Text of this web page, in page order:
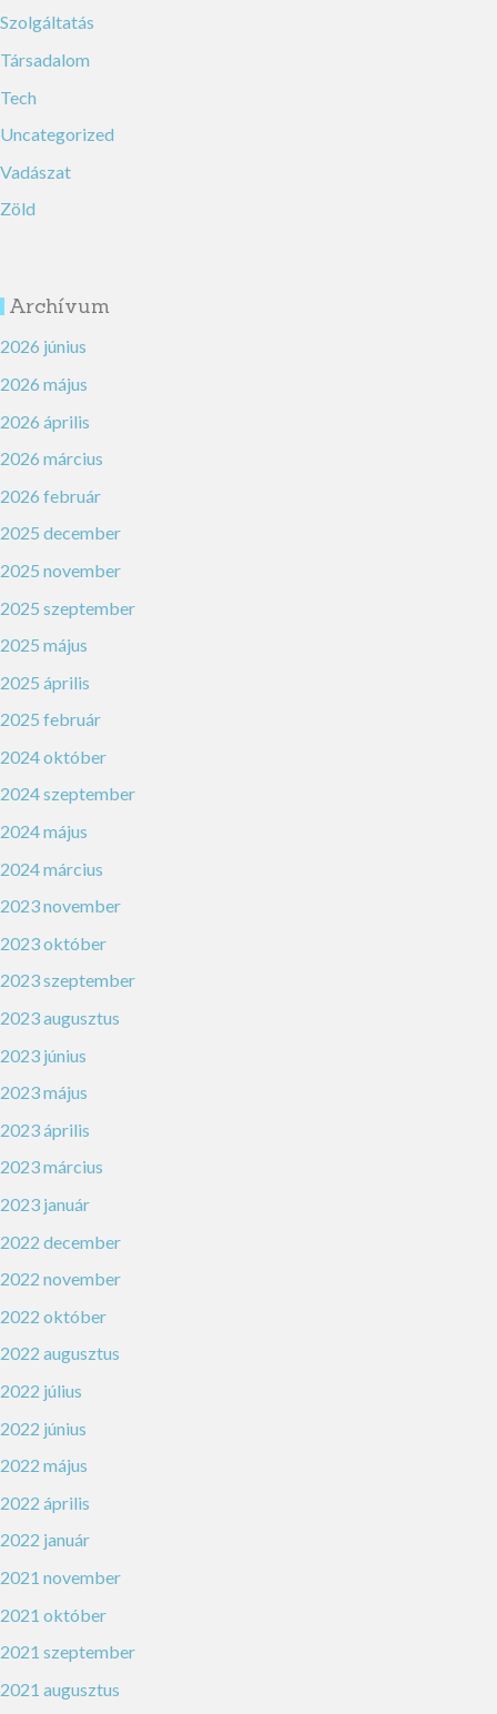
Szolgáltatás
Társadalom
Tech
Uncategorized
Vadászat
Zöld
Archívum
2026 június
2026 május
2026 április
2026 március
2026 február
2025 december
2025 november
2025 szeptember
2025 május
2025 április
2025 február
2024 október
2024 szeptember
2024 május
2024 március
2023 november
2023 október
2023 szeptember
2023 augusztus
2023 június
2023 május
2023 április
2023 március
2023 január
2022 december
2022 november
2022 október
2022 augusztus
2022 július
2022 június
2022 május
2022 április
2022 január
2021 november
2021 október
2021 szeptember
2021 augusztus